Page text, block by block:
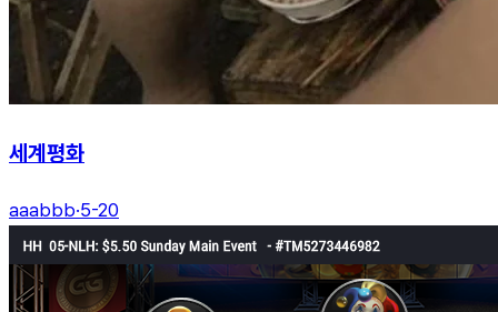
세계평화
aaabbb·5-20